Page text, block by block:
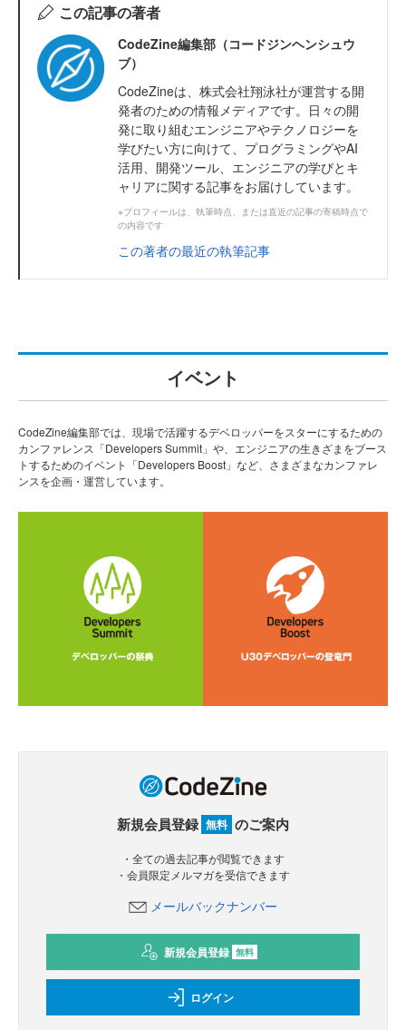
この記事の著者
CodeZine編集部（コードジンヘンシュウ
ブ）
CodeZineは、株式会社翔泳社が運営する開
発者のための情報メディアです。日々の開
発に取り組むエンジニアやテクノロジーを
学びたい方に向けて、プログラミングやAI
活用、開発ツール、エンジニアの学びとキ
ャリアに関する記事をお届けしています。
※プロフィールは、執筆時点、または直近の記事の寄稿時点で
の内容です
この著者の最近の執筆記事
イベント
CodeZine編集部では、現場で活躍するデベロッパーをスターにするための
カンファレンス「Developers Summit」や、エンジニアの生きざまをブース
トするためのイベント「Developers Boost」など、さまざまなカンファレ
ンスを企画・運営しています。
新規会員登録 無料 のご案内
・全ての過去記事が閲覧できます
・会員限定メルマガを受信できます
メールバックナンバー
新規会員登録 無料
ログイン